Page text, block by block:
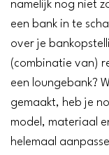
namelijk nog niet
een bank in te
over je
(combinatie van)
een loungebank?
gemaakt, heb je
model, materiaal
helemaal